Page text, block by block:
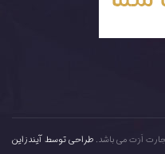
اَرَت می باشد. طراحی توسط آیندزاین